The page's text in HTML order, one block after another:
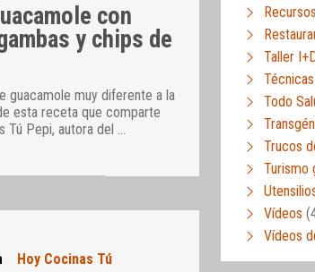
con
y chips de
guacamole muy diferente a la
esta receta que comparte
Tú Pepi, autora del …
Hoy Cocinas Tú
Taller
Todo
Trucos
Turismo
Vídeos
Vídeos